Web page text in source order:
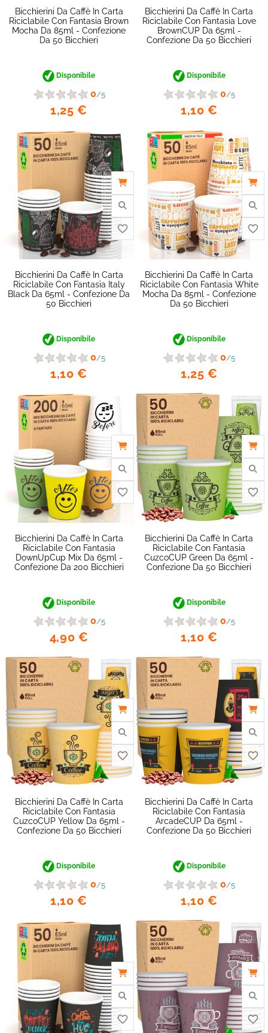
Bicchierini Da Caffè In Carta
Riciclabile Con Fantasia Brown
Mocha Da 85ml - Confezione
Da 50 Bicchieri
Disponibile
0/5
1,25 €
Bicchierini Da Caffè In Carta
Riciclabile Con Fantasia Love
BrownCUP Da 65ml -
Confezione Da 50 Bicchieri
Disponibile
0/5
1,10 €
Bicchierini Da Caffè In Carta
Riciclabile Con Fantasia Italy
Black Da 65ml - Confezione Da
50 Bicchieri
Disponibile
0/5
1,10 €
favorite_border
Bicchierini Da Caffè In Carta
Riciclabile Con Fantasia White
Mocha Da 85ml - Confezione
Da 50 Bicchieri
Disponibile
0/5
1,25 €
Bicchierini Da Caffè In Carta
Riciclabile Con Fantasia
DownUpCup Mix Da 65ml -
Confezione Da 200 Bicchieri
Disponibile
0/5
4,90 €
Bicchierini Da Caffè In Carta
Riciclabile Con Fantasia
CuzcoCUP Green Da 65ml -
Confezione Da 50 Bicchieri
Disponibile
0/5
1,10 €
Bicchierini Da Caffè In Carta
Riciclabile Con Fantasia
CuzcoCUP Yellow Da 65ml -
Confezione Da 50 Bicchieri
Disponibile
0/5
1,10 €
Bicchierini Da Caffè In Carta
Riciclabile Con Fantasia
ArcadeCUP Da 65ml -
Confezione Da 50 Bicchieri
Disponibile
0/5
1,10 €